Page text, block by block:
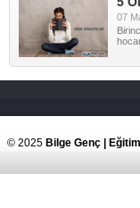
07
© 2025 Bilge Genç |